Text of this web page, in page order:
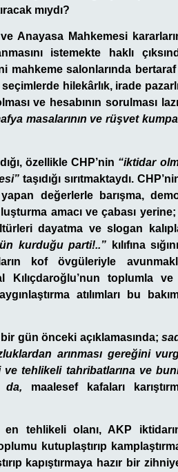
mıydı?
Anayasa Mahkemesi
istemekte haklı
mahkeme salonlarında
hilekârlık, irade
ve hesabının sorulması
masalarının ve rüşvet
özellikle CHP’nin “iktidar
taşıdığı sırıtmaktaydı.
değerlerle barışma,
amacı ve çabası
dayatma ve slogan
kurduğu parti!..”
kılıfına
kof övgüleriyle
Kılıçdaroğlu’nun toplumla
atılımları bu
gün önceki açıklamasında;
arınması gereğini
ve tehlikeli tahribatlarına ve
da, maalesef kafaları
tehlikeli olanı, AKP
kutuplaştırıp
kapıştırmaya hazır bir